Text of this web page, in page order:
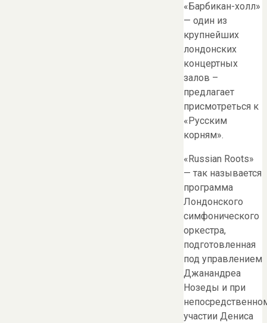
«Барбикан-холл»
— один из
крупнейших
лондонских
концертных
залов –
предлагает
присмотреться к
«Русским
корням».
«Russian Roots»
— так называется
программа
Лондонского
симфонического
оркестра,
подготовленная
под управлением
Джанандреа
Нозеды и при
участии Дениса